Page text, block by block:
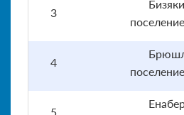
3
поселение
4
поселение
5